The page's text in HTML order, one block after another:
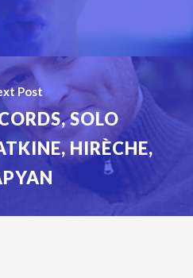
Post
SOLO
HIRÈCHE,